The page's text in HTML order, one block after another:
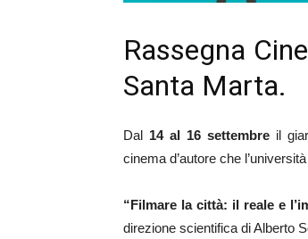
Rassegna
Santa Marta.
Dal 14 al 16 settembre il
cinema d’autore che
“Filmare la città: il reale e
direzione scientifica di Alberto